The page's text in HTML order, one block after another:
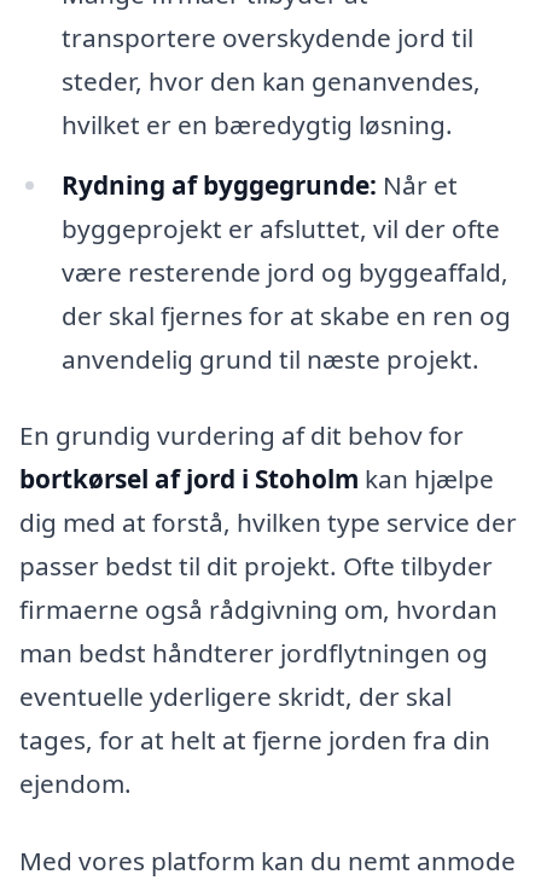
transportere overskydende jord til
steder, hvor den kan genanvendes,
hvilket er en bæredygtig løsning.
Rydning af byggegrunde: Når et
byggeprojekt er afsluttet, vil der ofte
være resterende jord og byggeaffald,
der skal fjernes for at skabe en ren og
anvendelig grund til næste projekt.
En grundig vurdering af dit behov for
bortkørsel af jord i Stoholm kan hjælpe
dig med at forstå, hvilken type service der
passer bedst til dit projekt. Ofte tilbyder
firmaerne også rådgivning om, hvordan
man bedst håndterer jordflytningen og
eventuelle yderligere skridt, der skal
tages, for at helt at fjerne jorden fra din
ejendom.
Med vores platform kan du nemt anmode